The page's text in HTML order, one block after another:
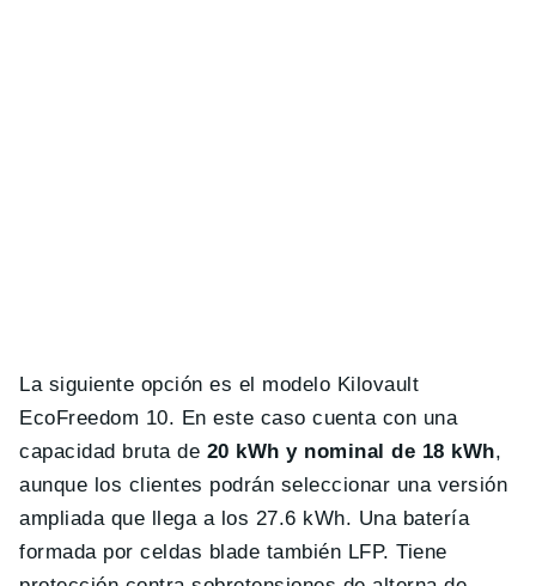
La siguiente opción es el modelo Kilovault
EcoFreedom 10. En este caso cuenta con una
capacidad bruta de 20 kWh y nominal de 18 kWh,
aunque los clientes podrán seleccionar una versión
ampliada que llega a los 27.6 kWh. Una batería
formada por celdas blade también LFP. Tiene